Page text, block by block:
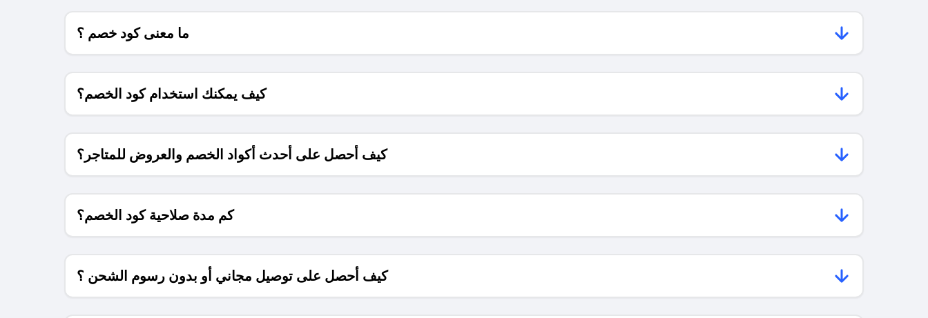
ما معنى كود خصم ؟
كيف يمكنك استخدام كود الخصم؟
كيف أحصل على أحدث أكواد الخصم والعروض للمتاجر؟
كم مدة صلاحية كود الخصم؟
كيف أحصل على توصيل مجاني أو بدون رسوم الشحن ؟